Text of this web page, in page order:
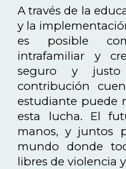
A través de la
y la
es posible
intrafamiliar y
seguro y justo
contribución
estudiante puede
esta lucha. El
manos, y juntos
mundo donde
libres de violencia y